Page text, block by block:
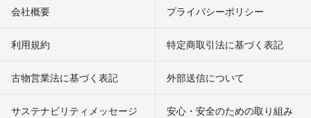
会社概要 プライバシーポリシー
利用規約 特定商取引法に基づく表記
古物営業法に基づく表記 外部送信について
サステナビリティメッセージ 安心・安全のための取り組み